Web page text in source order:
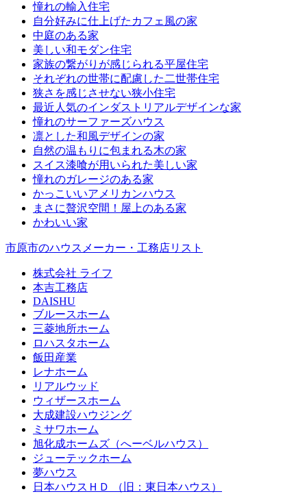
憧れの輸入住宅
自分好みに仕上げたカフェ風の家
中庭のある家
美しい和モダン住宅
家族の繋がりが感じられる平屋住宅
それぞれの世帯に配慮した二世帯住宅
狭さを感じさせない狭小住宅
最近人気のインダストリアルデザインな家
憧れのサーファーズハウス
凛とした和風デザインの家
自然の温もりに包まれる木の家
スイス漆喰が用いられた美しい家
憧れのガレージのある家
かっこいいアメリカンハウス
まさに贅沢空間！屋上のある家
かわいい家
市原市のハウスメーカー・工務店リスト
株式会社 ライフ
本吉工務店
DAISHU
ブルースホーム
三菱地所ホーム
ロハスタホーム
飯田産業
レナホーム
リアルウッド
ウィザースホーム
大成建設ハウジング
ミサワホーム
旭化成ホームズ（へーベルハウス）
ジューテックホーム
夢ハウス
日本ハウスＨＤ （旧：東日本ハウス）